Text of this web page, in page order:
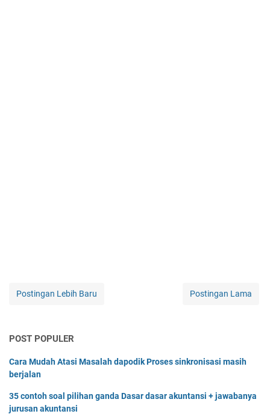
Postingan Lebih Baru Postingan Lama
POST POPULER
Cara Mudah Atasi Masalah dapodik Proses sinkronisasi masih
berjalan
35 contoh soal pilihan ganda Dasar dasar akuntansi + jawabanya
jurusan akuntansi